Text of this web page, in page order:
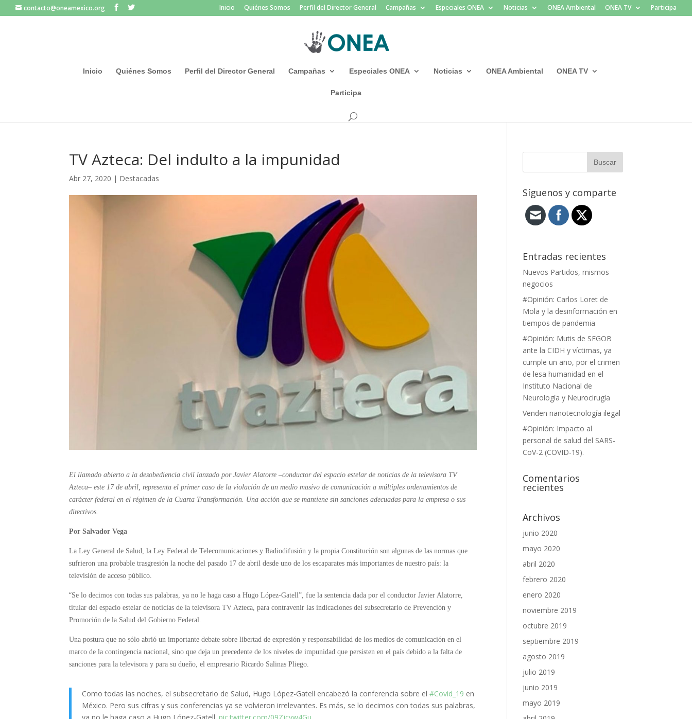
contacto@oneamexico.org Inicio Quiénes Somos Perfil del Director General Campañas Especiales ONEA Noticias ONEA Ambiental ONEA TV Participa
Inicio Quiénes Somos Perfil del Director General Campañas Especiales ONEA Noticias ONEA Ambiental ONEA TV
Participa
TV Azteca: Del indulto a la impunidad
Abr 27, 2020 | Destacadas
El llamado abierto a la desobediencia civil lanzado por Javier Alatorre –conductor del espacio estelar de noticias de la televisora TV
Azteca– este 17 de abril, representa el primer caso de la violación de un medio masivo de comunicación a múltiples ordenamientos de
carácter federal en el régimen de la Cuarta Transformación. Una acción que se mantiene sin sanciones adecuadas para la empresa o sus
directivos.
Por Salvador Vega
La Ley General de Salud, la Ley Federal de Telecomunicaciones y Radiodifusión y la propia Constitución son algunas de las normas que
sufrieron una probable trasgresión la noche del pasado 17 de abril desde uno de los escaparates más importantes de nuestro país: la
televisión de acceso público.
“Se lo decimos con todas sus palabras, ya no le haga caso a Hugo López-Gatell”, fue la sentencia dada por el conductor Javier Alatorre,
titular del espacio estelar de noticias de la televisora TV Azteca, para contravenir las indicaciones del subsecretario de Prevención y
Promoción de la Salud del Gobierno Federal.
Una postura que no sólo abrió un importante debate sobre libertad de expresión y responsabilidad de los medios de comunicación en el
marco de la contingencia nacional, sino que deja un precedente de los niveles de impunidad que persisten en el país debido a la falta de
sanciones para la televisora y para su dueño, el empresario Ricardo Salinas Pliego.
Como todas las noches, el subsecretario de Salud, Hugo López-Gatell encabezó la conferencia sobre el#Covid_19 en
México. Pero sus cifras y sus conferencias ya se volvieron irrelevantes. Es más, se lo decimos con todas sus palabras,
Síguenos y comparte
Entradas recientes
Nuevos Partidos, mismos
negocios
#Opinión: Carlos Loret de
Mola y la desinformación en
tiempos de pandemia
#Opinión: Mutis de SEGOB
ante la CIDH y víctimas, ya
cumple un año, por el crimen
de lesa humanidad en el
Instituto Nacional de
Neurología y Neurocirugía
Venden nanotecnología ilegal
#Opinión: Impacto al
personal de salud del SARS-
CoV-2 (COVID-19).
Comentarios
recientes
Archivos
junio 2020
mayo 2020
abril 2020
febrero 2020
enero 2020
noviembre 2019
octubre 2019
septiembre 2019
agosto 2019
julio 2019
junio 2019
mayo 2019